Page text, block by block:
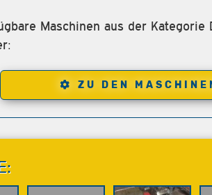
Maschinen aus der Kategorie
ZU DEN